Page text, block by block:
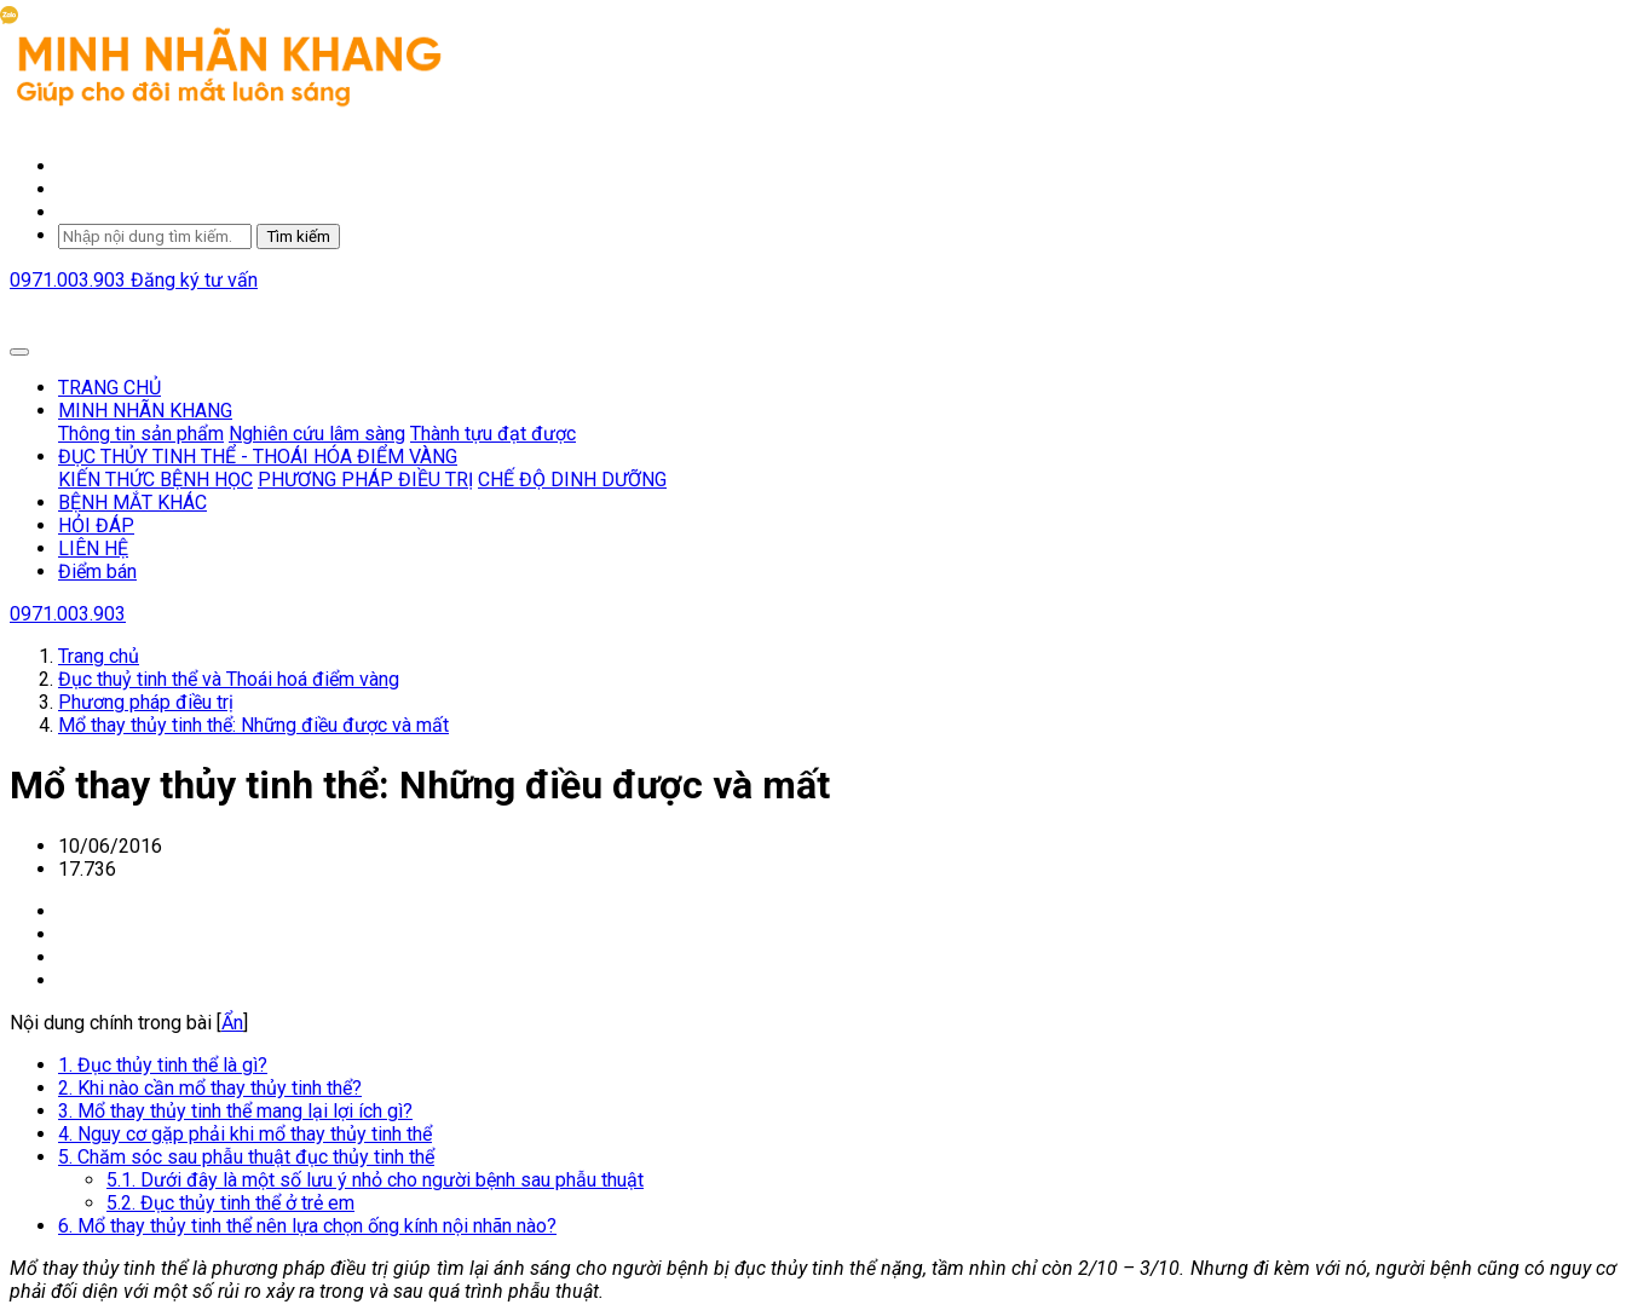
Tìm kiếm
0971.003.903 Đăng ký tư vấn
TRANG CHỦ
MINH NHÃN KHANG
Thông tin sản phẩm Nghiên cứu lâm sàng Thành tựu đạt được
ĐỤC THỦY TINH THỂ - THOÁI HÓA ĐIỂM VÀNG
KIẾN THỨC BỆNH HỌC PHƯƠNG PHÁP ĐIỀU TRỊ CHẾ ĐỘ DINH DƯỠNG
BỆNH MẮT KHÁC
HỎI ĐÁP
LIÊN HỆ
Điểm bán
0971.003.903
Trang chủ
Đục thuỷ tinh thể và Thoái hoá điểm vàng
Phương pháp điều trị
Mổ thay thủy tinh thể: Những điều được và mất
Mổ thay thủy tinh thể: Những điều được và mất
10/06/2016
17.736
Nội dung chính trong bài [Ẩn]
1. Đục thủy tinh thể là gì?
2. Khi nào cần mổ thay thủy tinh thể?
3. Mổ thay thủy tinh thể mang lại lợi ích gì?
4. Nguy cơ gặp phải khi mổ thay thủy tinh thể
5. Chăm sóc sau phẫu thuật đục thủy tinh thể
5.1. Dưới đây là một số lưu ý nhỏ cho người bệnh sau phẫu thuật
5.2. Đục thủy tinh thể ở trẻ em
6. Mổ thay thủy tinh thể nên lựa chọn ống kính nội nhãn nào?
Mổ thay thủy tinh thể là phương pháp điều trị giúp tìm lại ánh sáng cho người bệnh bị đục thủy tinh thể nặng, tầm nhìn chỉ còn 2/10 – 3/10. Nhưng đi kèm với nó, người bệnh cũng có nguy cơ
phải đối diện với một số rủi ro xảy ra trong và sau quá trình phẫu thuật.